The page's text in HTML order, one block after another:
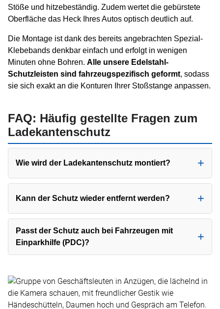
Stöße und hitzebeständig. Zudem wertet die gebürstete
Oberfläche das Heck Ihres Autos optisch deutlich auf.
Die Montage ist dank des bereits angebrachten Spezial-
Klebebands denkbar einfach und erfolgt in wenigen
Minuten ohne Bohren. Alle unsere Edelstahl-
Schutzleisten sind fahrzeugspezifisch geformt, sodass
sie sich exakt an die Konturen Ihrer Stoßstange anpassen.
FAQ: Häufig gestellte Fragen zum
Ladekantenschutz
Wie wird der Ladekantenschutz montiert?
Kann der Schutz wieder entfernt werden?
Passt der Schutz auch bei Fahrzeugen mit
Einparkhilfe (PDC)?